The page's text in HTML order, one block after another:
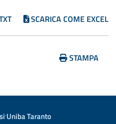
SCARICA COME EXCEL
STAMPA
·Uniba Taranto